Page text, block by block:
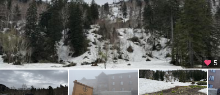
沼
・
長
万
部
登
別
・
5